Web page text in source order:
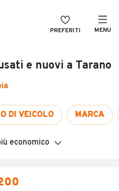
PREFERITI MENU
e nuovi a Tarano
economico